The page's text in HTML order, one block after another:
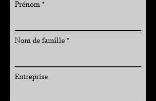
Prénom
Nom de famille
Entreprise